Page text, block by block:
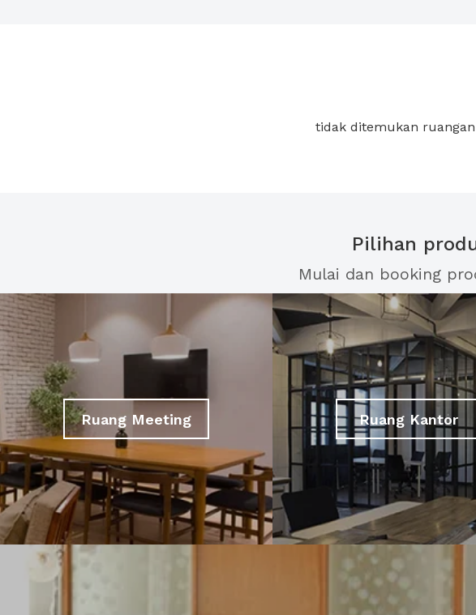
tidak ditemukan
Pilihan
Mulai dan booking
Ruang Meeting Ruang Kantor